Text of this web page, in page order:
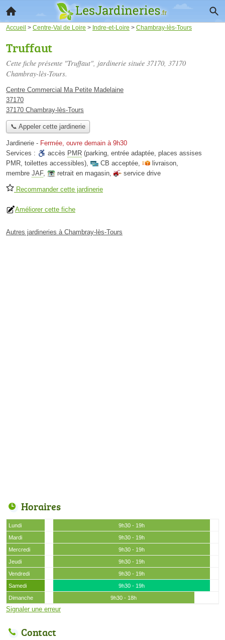
Accueil > Centre-Val de Loire > Indre-et-Loire > Chambray-lès-Tours
Truffaut
Cette fiche présente "Truffaut", jardinerie située 37170, 37170
Chambray-lès-Tours.
Centre Commercial Ma Petite Madelaine
37170
37170 Chambray-lès-Tours
📞 Appeler cette jardinerie
Jardinerie - Fermée, ouvre demain à 9h30
Services :
accès PMR (parking, entrée adaptée, places assises
PMR, toilettes accessibles), CB acceptée, livraison,
membre JAF, retrait en magasin, service drive
Recommander cette jardinerie
Améliorer cette fiche
Autres jardineries à Chambray-lès-Tours
Horaires
Lundi
9h30 - 19h
Mardi
9h30 - 19h
Mercredi
9h30 - 19h
Jeudi
9h30 - 19h
Vendredi
9h30 - 19h
Samedi
9h30 - 19h
Dimanche
9h30 - 18h
Signaler une erreur
Contact